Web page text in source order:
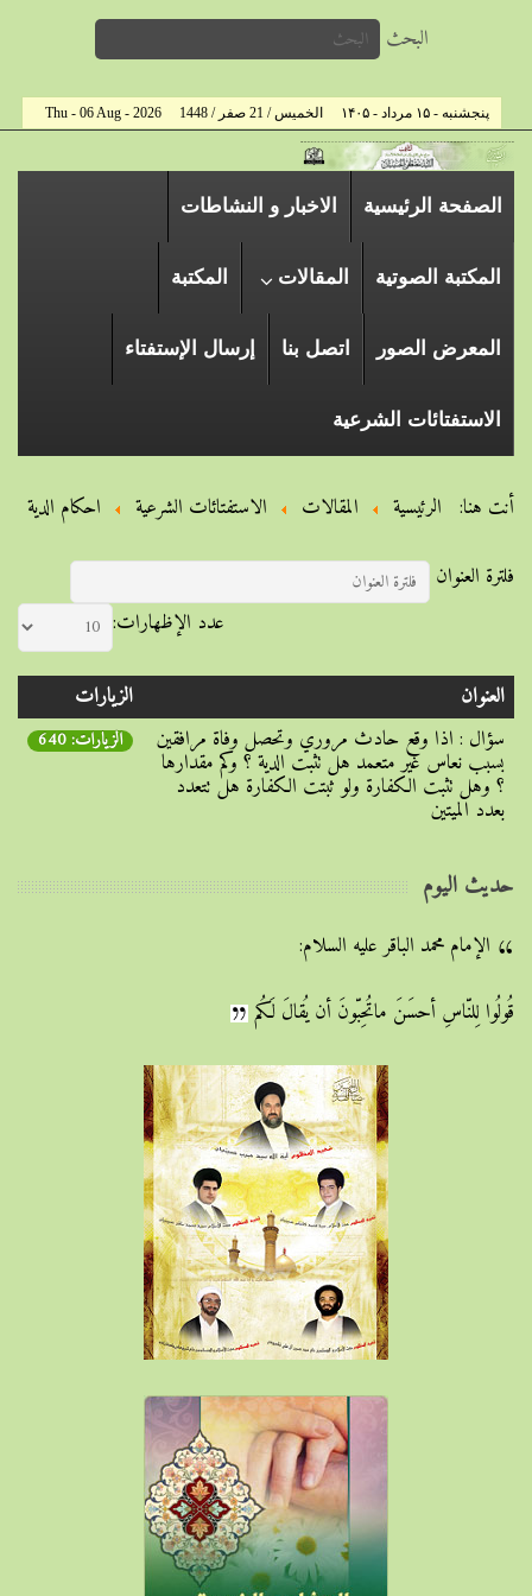
البحث
پنجشنبه - ۱۵ مرداد - ۱۴۰۵ الخميس / 21 صفر / 1448 Thu - 06 Aug - 2026
الصفحة الرئیسیة الاخبار و النشاطات
المكتبة الصوتية المقالات المكتبة
المعرض الصور اتصل بنا إرسال الإستفتاء
الاستفتائات الشرعية
أنت هنا: الرئيسية المقالات الاستفتائات الشرعية
احکام الدیة
فلترة العنوان
عدد الإظهارات:
العنوان
الزيارات
سؤال : اذا وقع حادث مروري وتحصل وفاة مرافقين
بسبب نعاس غير متعمد هل تثبت الدية ؟ وكم مقدارها
؟ وهل تثبت الكفارة ولو ثبتت الكفارة هل تتعدد
بعدد الميتين
الزيارات: 640
حديث اليوم
الإمام محمد الباقر عليه السلام:
قُولُوا لِلنّاسِ أحسَنَ ماتُحِبّونَ أن يُقالَ لَكُم